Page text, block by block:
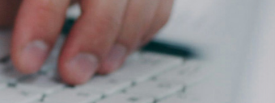
其他液体加热